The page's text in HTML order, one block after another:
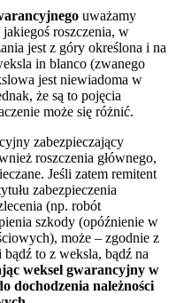
uważamy
roszczenia, w
jest z góry określona i na
in blanco (zwanego
jest niewiadoma w
że są to pojęcia
może się różnić.
zabezpieczający
roszczenia głównego,
Jeśli zatem remitent
zabezpieczenia
(np. robót
szkody (opóźnienie w
może – zgodnie z
to z weksla, bądź na
weksel gwarancyjny w
dochodzenia należności